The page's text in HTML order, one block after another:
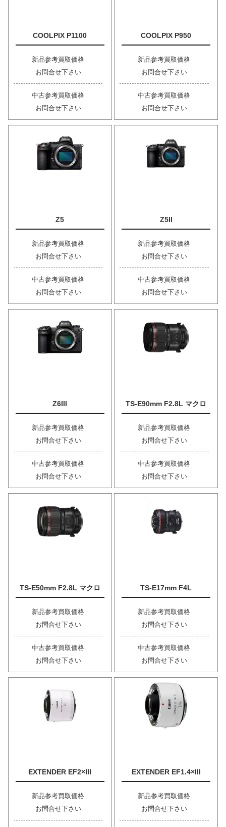
COOLPIX P1100
新品参考買取価格
お問合せ下さい
中古参考買取価格
お問合せ下さい
COOLPIX P950
新品参考買取価格
お問合せ下さい
中古参考買取価格
お問合せ下さい
Z5
新品参考買取価格
お問合せ下さい
中古参考買取価格
お問合せ下さい
Z5II
新品参考買取価格
お問合せ下さい
中古参考買取価格
お問合せ下さい
Z6III
新品参考買取価格
お問合せ下さい
中古参考買取価格
お問合せ下さい
TS-E90mm F2.8L マクロ
新品参考買取価格
お問合せ下さい
中古参考買取価格
お問合せ下さい
TS-E50mm F2.8L マクロ
新品参考買取価格
お問合せ下さい
中古参考買取価格
お問合せ下さい
TS-E17mm F4L
新品参考買取価格
お問合せ下さい
中古参考買取価格
お問合せ下さい
EXTENDER EF2×III
新品参考買取価格
お問合せ下さい
EXTENDER EF1.4×III
新品参考買取価格
お問合せ下さい